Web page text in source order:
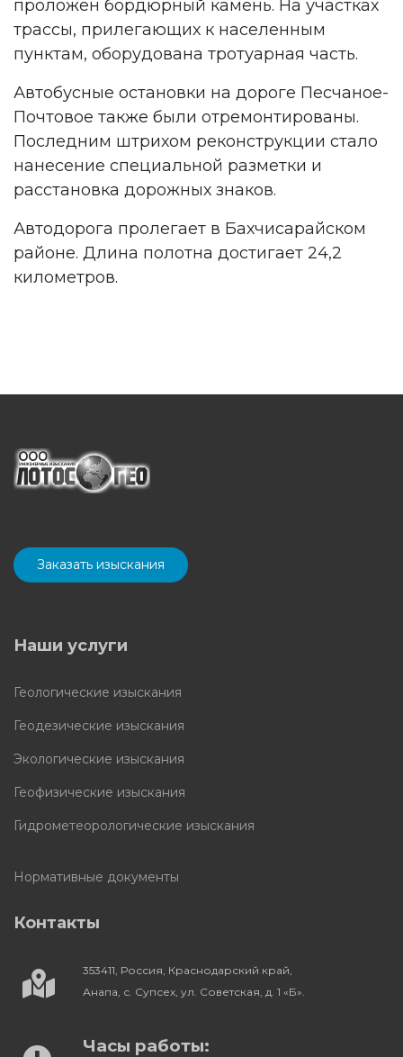
проложен бордюрный камень. На участках
трассы, прилегающих к населенным
пунктам, оборудована тротуарная часть.
Автобусные остановки на дороге Песчаное-
Почтовое также были отремонтированы.
Последним штрихом реконструкции стало
нанесение специальной разметки и
расстановка дорожных знаков.
Автодорога пролегает в Бахчисарайском
районе. Длина полотна достигает 24,2
километров.
Заказать изыскания
Наши услуги
Геологические изыскания
Геодезические изыскания
Экологические изыскания
Геофизические изыскания
Гидрометеорологические изыскания
Нормативные документы
Контакты
353411, Россия, Краснодарский край,
Анапа, с. Супсех, ул. Советская, д. 1 «Б».
Часы работы: